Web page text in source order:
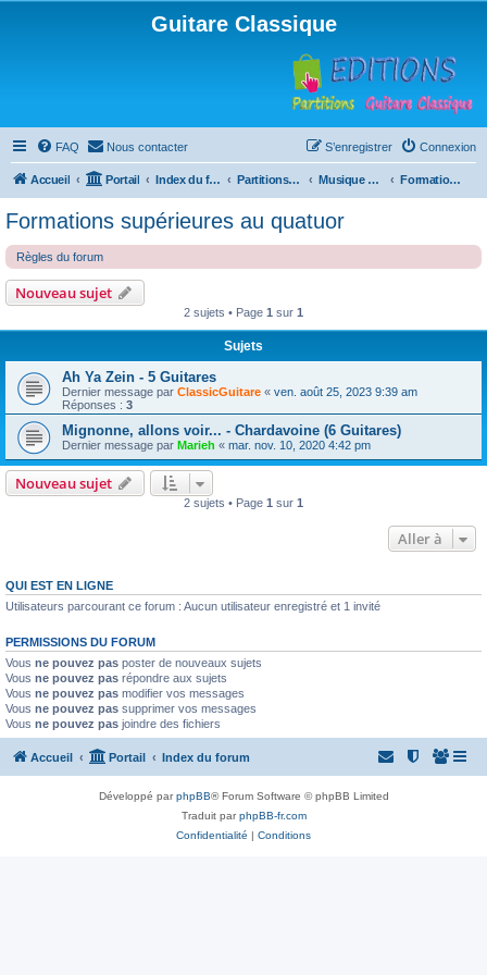
Guitare Classique
FAQ Nous contacter Connexion
S’enregistrer
Accueil Portail Index du forum Partitions pour guitare en libre téléchargement Musique d'ensemble Formations supérieures au quatuor
Formations supérieures au quatuor
Règles du forum
Nouveau sujet
2 sujets • Page 1 sur 1
Sujets
Ah Ya Zein - 5 Guitares
Dernier message par ClassicGuitare « ven. août 25, 2023 9:39 am
Réponses : 3
Mignonne, allons voir... - Chardavoine (6 Guitares)
Dernier message par Marieh « mar. nov. 10, 2020 4:42 pm
Nouveau sujet
2 sujets • Page 1 sur 1
Aller à
QUI EST EN LIGNE
Utilisateurs parcourant ce forum : Aucun utilisateur enregistré et 1 invité
PERMISSIONS DU FORUM
Vous ne pouvez pas poster de nouveaux sujets
Vous ne pouvez pas répondre aux sujets
Vous ne pouvez pas modifier vos messages
Vous ne pouvez pas supprimer vos messages
Vous ne pouvez pas joindre des fichiers
Accueil Portail Index du forum
Développé parphpBB® Forum Software © phpBB Limited
Traduit parphpBB-fr.com
Confidentialité | Conditions